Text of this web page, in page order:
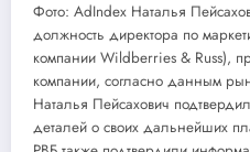
Фото: AdIndex Наталья
должность директора по
компании Wildberries & Russ),
компании, согласно данным
Наталья Пейсахович
деталей о своих дальнейших